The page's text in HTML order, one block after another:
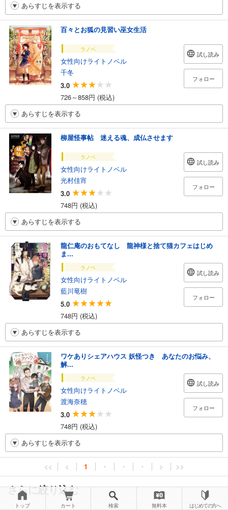
あらすじを表示する
百々とお狐の見習い巫女生活
ラノベ
女性向けライトノベル
千冬
3.0
726～858円 (税込)
試し読み
フォロー
あらすじを表示する
柳屋怪事帖 迷える魂、成仏させます
ラノベ
女性向けライトノベル
光村佳宵
3.0
748円 (税込)
試し読み
フォロー
あらすじを表示する
龍仁庵のおもてなし 龍神様と捨て猫カフェはじめ
ま...
ラノベ
女性向けライトノベル
藍川竜樹
5.0
748円 (税込)
試し読み
フォロー
あらすじを表示する
ワケありシェアハウス 妖怪つき あなたのお悩み、
解...
ラノベ
女性向けライトノベル
渡海奈穂
3.0
748円 (税込)
試し読み
フォロー
あらすじを表示する
<< < 1 ・ ・ ・ > >>
さらに絞り込む
トップ カート 検索 無料本 はじめての方へ